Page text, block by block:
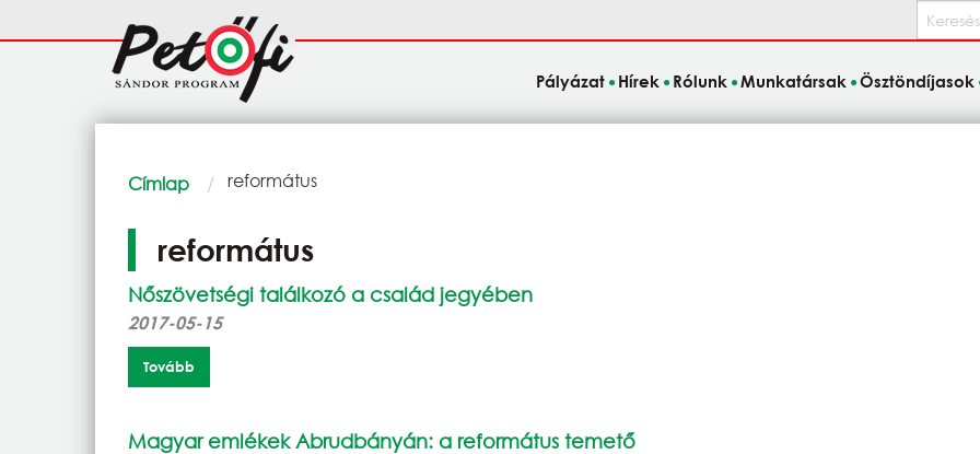
Keresés
Fő
navigáció
Pályázat Hírek Rólunk Munkatársak Ösztöndíjasok
Morzsa
Címlap Current:
református
református
Nőszövetségi találkozó a család jegyében
2017-05-15
Tovább
Magyar emlékek Abrudbányán: a református temető